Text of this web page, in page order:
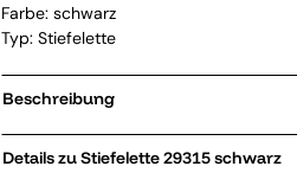
Farbe: schwarz
Typ: Stiefelette
Beschreibung
Details zu Stiefelette 29315 schwarz